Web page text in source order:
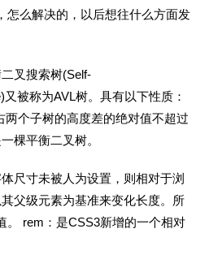
怎么解决的，以后想往什么方面发
叉搜索树(Self-
被称为AVL树。具有以下性质：
两个子树的高度差的绝对值不超过
棵平衡二叉树。
尺寸未被人为设置，则相对于浏
父级元素为基准来变化长度。所
。 rem：是CSS3新增的一个相对